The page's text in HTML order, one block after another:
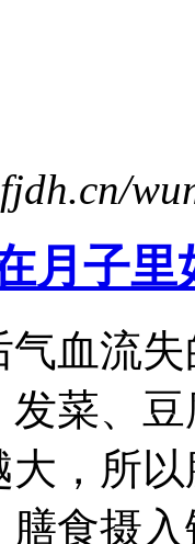
月子里
气血流
菜、
大，所
膳食摄